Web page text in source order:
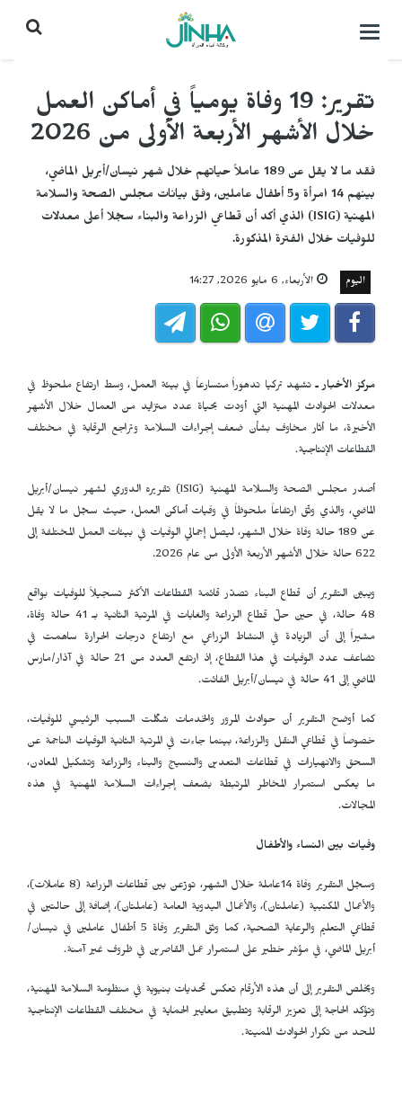
التحكم
تقرير: 19 وفاة يومياً في أماكن العمل
خلال الأشهر الأربعة الأولى من 2026
فقد ما لا يقل عن 189 عاملاً حياتهم خلال شهر نيسان/أبريل الماضي،
بينهم 14 امرأة و5 أطفال عاملين، وفق بيانات مجلس الصحة والسلامة
المهنية (ISIG) الذي أكد أن قطاعي الزراعة والبناء سجّلا أعلى معدلات
للوفيات خلال الفترة المذكورة.
اليوم الأربعاء, 6 مايو 2026, 14:27
مركز الأخبار ـ تشهد تركيا تدهوراً متسارعاً في بيئة العمل، وسط ارتفاع ملحوظ في
معدلات الحوادث المهنية التي أودت بحياة عدد متزايد من العمال خلال الأشهر
الأخيرة، ما أثار مخاوف بشأن ضعف إجراءات السلامة وتراجع الرقابة في مختلف
القطاعات الإنتاجية.
أصدر مجلس الصحة والسلامة المهنية (ISIG) تقريره الدوري لشهر نيسان/أبريل
الماضي، والذي وثّق ارتفاعاً ملحوظاً في وفيات أماكن العمل، حيث سجّل ما لا يقل
عن 189 حالة وفاة خلال الشهر، ليصل إجمالي الوفيات في بيئات العمل المختلفة إلى
622 حالة خلال الأشهر الأربعة الأولى من عام 2026.
ويبيّن التقرير أن قطاع البناء تصدّر قائمة القطاعات الأكثر تسجيلاً للوفيات بواقع
48 حالة، في حين حلّ قطاع الزراعة والغابات في المرتبة الثانية بـ 41 حالة وفاة،
مشيراً إلى أن الزيادة في النشاط الزراعي مع ارتفاع درجات الحرارة ساهمت في
تضاعف عدد الوفيات في هذا القطاع، إذ ارتفع العدد من 21 حالة في آذار/مارس
الماضي إلى 41 حالة في نيسان/أبريل الفائت.
كما أوضح التقرير أن حوادث المرور والخدمات شكّلت السبب الرئيسي للوفيات،
خصوصاً في قطاعي النقل والزراعة، بينما جاءت في المرتبة الثانية الوفيات الناجمة عن
السحق والانهيارات في قطاعات التعدين والنسيج والبناء والزراعة وتشكيل المعادن،
ما يعكس استمرار المخاطر المرتبطة بضعف إجراءات السلامة المهنية في هذه
المجالات.
وفيات بين النساء والأطفال
وسجّل التقرير وفاة 14عاملة خلال الشهر، توزّعن بين قطاعات الزراعة (8 عاملات)،
والأعمال المكتبية (عاملتان)، والأعمال اليدوية العامة (عاملتان)، إضافة إلى حالتين في
قطاعي التعليم والرعاية الصحية، كما وثق التقرير وفاة 5 أطفال عاملين في نيسان/
أبريل الماضي، في مؤشر خطير على استمرار عمل القاصرين في ظروف غير آمنة.
ويخلص التقرير إلى أن هذه الأرقام تعكس تحديات بنيوية في منظومة السلامة المهنية،
وتؤكد الحاجة إلى تعزيز الرقابة وتطبيق معايير الحماية في مختلف القطاعات الإنتاجية
للحد من تكرار الحوادث المميتة.